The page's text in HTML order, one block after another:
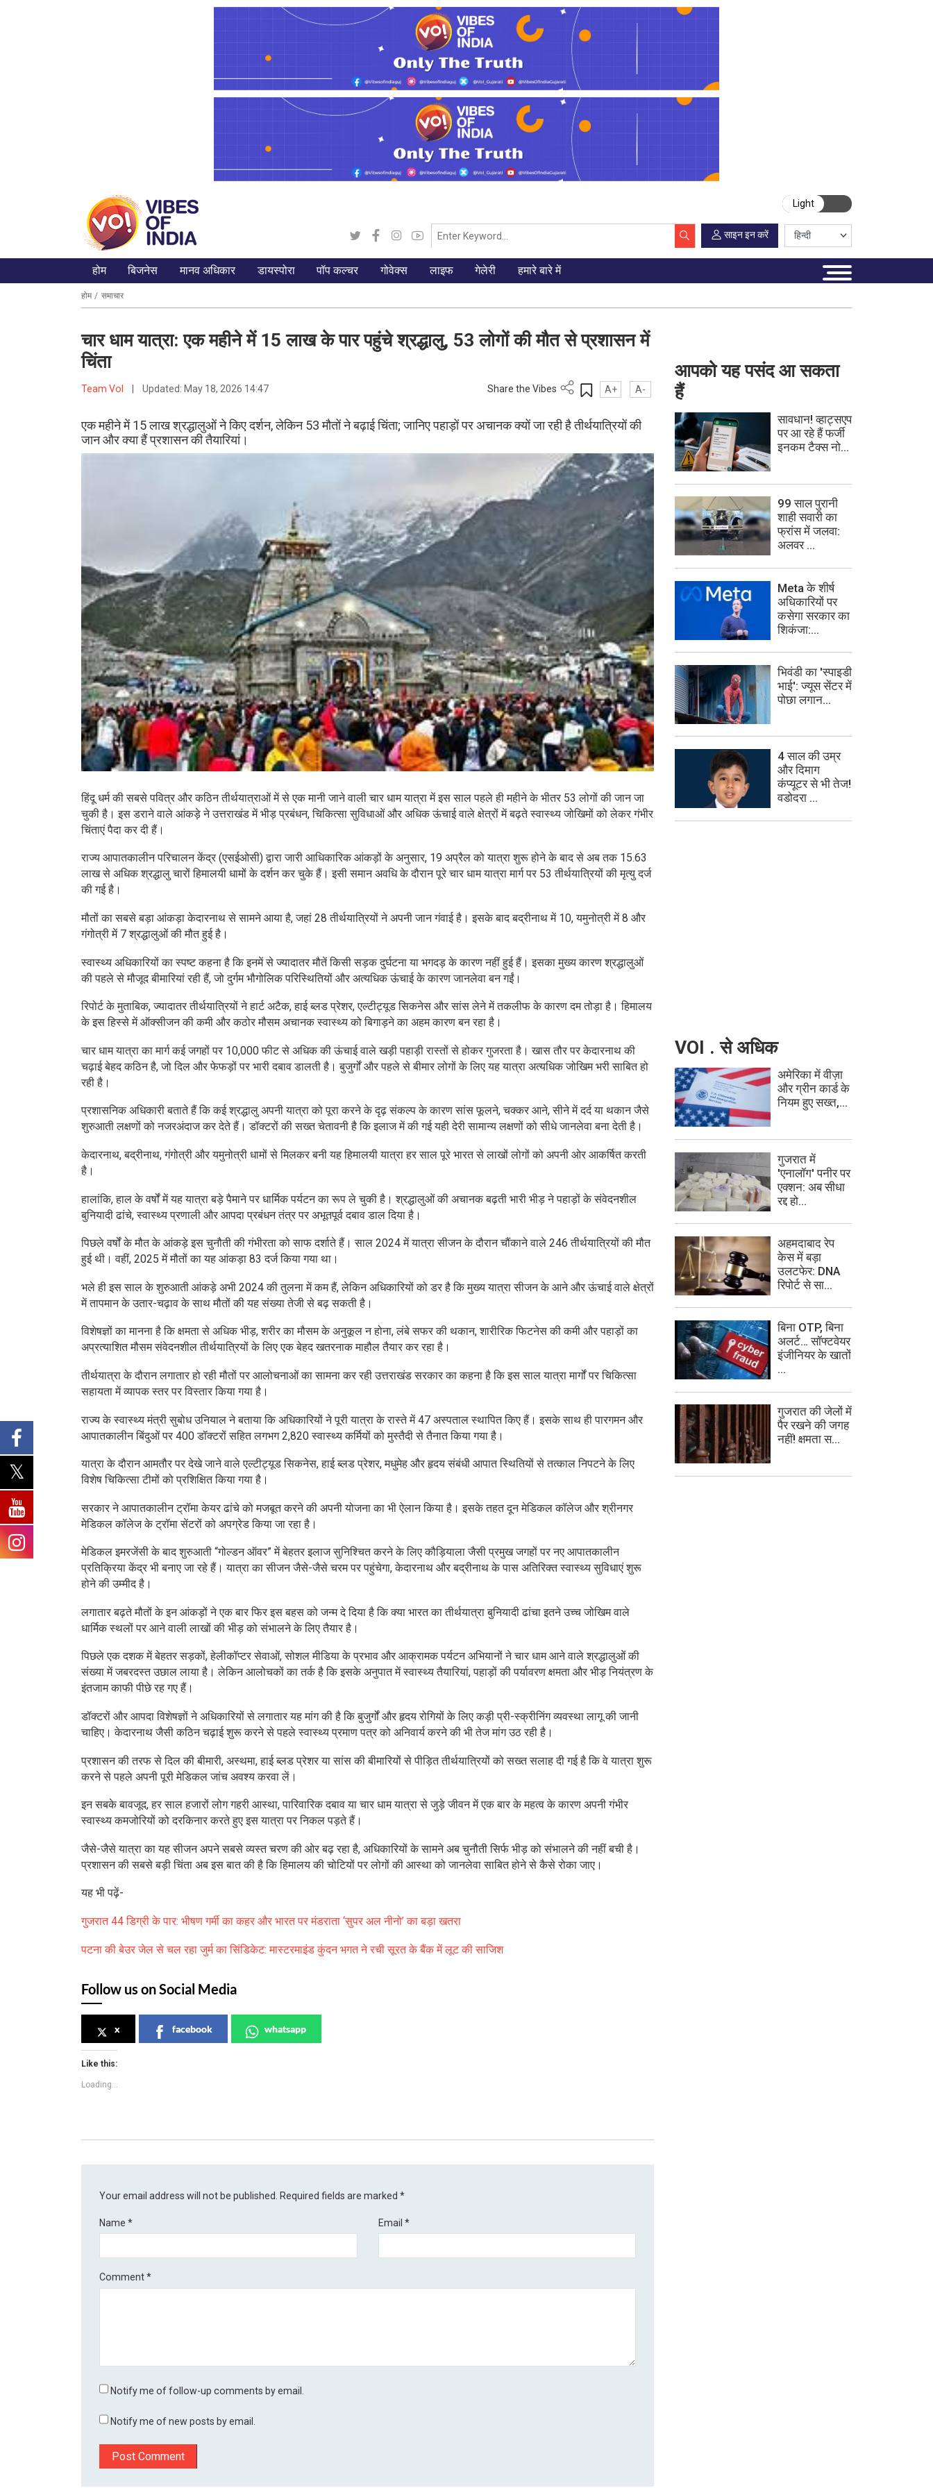
Light
साइन इन करें
होम बिजनेस मानव अधिकार डायस्पोरा पॉप कल्चर गोवेक्स लाइफ गेलेरी हमारे बारे में
होम समाचार
चार धाम यात्रा: एक महीने में 15 लाख के पार पहुंचे श्रद्धालु, 53 लोगों की मौत से प्रशासन में
चिंता
Team VoI Updated: May 18, 2026 14:47 Share the Vibes A+ A-
एक महीने में 15 लाख श्रद्धालुओं ने किए दर्शन, लेकिन 53 मौतों ने बढ़ाई चिंता; जानिए पहाड़ों पर अचानक क्यों जा रही है तीर्थयात्रियों की
जान और क्या हैं प्रशासन की तैयारियां।
हिंदू धर्म की सबसे पवित्र और कठिन तीर्थयात्राओं में से एक मानी जाने वाली चार धाम यात्रा में इस साल पहले ही महीने के भीतर 53 लोगों की जान जा
चुकी है। इस डराने वाले आंकड़े ने उत्तराखंड में भीड़ प्रबंधन, चिकित्सा सुविधाओं और अधिक ऊंचाई वाले क्षेत्रों में बढ़ते स्वास्थ्य जोखिमों को लेकर गंभीर
चिंताएं पैदा कर दी हैं।
राज्य आपातकालीन परिचालन केंद्र (एसईओसी) द्वारा जारी आधिकारिक आंकड़ों के अनुसार, 19 अप्रैल को यात्रा शुरू होने के बाद से अब तक 15.63
लाख से अधिक श्रद्धालु चारों हिमालयी धामों के दर्शन कर चुके हैं। इसी समान अवधि के दौरान पूरे चार धाम यात्रा मार्ग पर 53 तीर्थयात्रियों की मृत्यु दर्ज
की गई है।
मौतों का सबसे बड़ा आंकड़ा केदारनाथ से सामने आया है, जहां 28 तीर्थयात्रियों ने अपनी जान गंवाई है। इसके बाद बद्रीनाथ में 10, यमुनोत्री में 8 और
गंगोत्री में 7 श्रद्धालुओं की मौत हुई है।
स्वास्थ्य अधिकारियों का स्पष्ट कहना है कि इनमें से ज्यादातर मौतें किसी सड़क दुर्घटना या भगदड़ के कारण नहीं हुई हैं। इसका मुख्य कारण श्रद्धालुओं
की पहले से मौजूद बीमारियां रही हैं, जो दुर्गम भौगोलिक परिस्थितियों और अत्यधिक ऊंचाई के कारण जानलेवा बन गईं।
रिपोर्ट के मुताबिक, ज्यादातर तीर्थयात्रियों ने हार्ट अटैक, हाई ब्लड प्रेशर, एल्टीट्यूड सिकनेस और सांस लेने में तकलीफ के कारण दम तोड़ा है। हिमालय
के इस हिस्से में ऑक्सीजन की कमी और कठोर मौसम अचानक स्वास्थ्य को बिगाड़ने का अहम कारण बन रहा है।
चार धाम यात्रा का मार्ग कई जगहों पर 10,000 फीट से अधिक की ऊंचाई वाले खड़ी पहाड़ी रास्तों से होकर गुजरता है। खास तौर पर केदारनाथ की
चढ़ाई बेहद कठिन है, जो दिल और फेफड़ों पर भारी दबाव डालती है। बुजुर्गों और पहले से बीमार लोगों के लिए यह यात्रा अत्यधिक जोखिम भरी साबित हो
रही है।
प्रशासनिक अधिकारी बताते हैं कि कई श्रद्धालु अपनी यात्रा को पूरा करने के दृढ़ संकल्प के कारण सांस फूलने, चक्कर आने, सीने में दर्द या थकान जैसे
शुरुआती लक्षणों को नजरअंदाज कर देते हैं। डॉक्टरों की सख्त चेतावनी है कि इलाज में की गई यही देरी सामान्य लक्षणों को सीधे जानलेवा बना देती है।
केदारनाथ, बद्रीनाथ, गंगोत्री और यमुनोत्री धामों से मिलकर बनी यह हिमालयी यात्रा हर साल पूरे भारत से लाखों लोगों को अपनी ओर आकर्षित करती
है।
हालांकि, हाल के वर्षों में यह यात्रा बड़े पैमाने पर धार्मिक पर्यटन का रूप ले चुकी है। श्रद्धालुओं की अचानक बढ़ती भारी भीड़ ने पहाड़ों के संवेदनशील
बुनियादी ढांचे, स्वास्थ्य प्रणाली और आपदा प्रबंधन तंत्र पर अभूतपूर्व दबाव डाल दिया है।
पिछले वर्षों के मौत के आंकड़े इस चुनौती की गंभीरता को साफ दर्शाते हैं। साल 2024 में यात्रा सीजन के दौरान चौंकाने वाले 246 तीर्थयात्रियों की मौत
हुई थी। वहीं, 2025 में मौतों का यह आंकड़ा 83 दर्ज किया गया था।
भले ही इस साल के शुरुआती आंकड़े अभी 2024 की तुलना में कम हैं, लेकिन अधिकारियों को डर है कि मुख्य यात्रा सीजन के आने और ऊंचाई वाले क्षेत्रों
में तापमान के उतार-चढ़ाव के साथ मौतों की यह संख्या तेजी से बढ़ सकती है।
विशेषज्ञों का मानना है कि क्षमता से अधिक भीड़, शरीर का मौसम के अनुकूल न होना, लंबे सफर की थकान, शारीरिक फिटनेस की कमी और पहाड़ों का
अप्रत्याशित मौसम संवेदनशील तीर्थयात्रियों के लिए एक बेहद खतरनाक माहौल तैयार कर रहा है।
तीर्थयात्रा के दौरान लगातार हो रही मौतों पर आलोचनाओं का सामना कर रही उत्तराखंड सरकार का कहना है कि इस साल यात्रा मार्गों पर चिकित्सा
सहायता में व्यापक स्तर पर विस्तार किया गया है।
राज्य के स्वास्थ्य मंत्री सुबोध उनियाल ने बताया कि अधिकारियों ने पूरी यात्रा के रास्ते में 47 अस्पताल स्थापित किए हैं। इसके साथ ही पारगमन और
आपातकालीन बिंदुओं पर 400 डॉक्टरों सहित लगभग 2,820 स्वास्थ्य कर्मियों को मुस्तैदी से तैनात किया गया है।
यात्रा के दौरान आमतौर पर देखे जाने वाले एल्टीट्यूड सिकनेस, हाई ब्लड प्रेशर, मधुमेह और हृदय संबंधी आपात स्थितियों से तत्काल निपटने के लिए
विशेष चिकित्सा टीमों को प्रशिक्षित किया गया है।
सरकार ने आपातकालीन ट्रॉमा केयर ढांचे को मजबूत करने की अपनी योजना का भी ऐलान किया है। इसके तहत दून मेडिकल कॉलेज और श्रीनगर
मेडिकल कॉलेज के ट्रॉमा सेंटरों को अपग्रेड किया जा रहा है।
मेडिकल इमरजेंसी के बाद शुरुआती “गोल्डन ऑवर” में बेहतर इलाज सुनिश्चित करने के लिए कौड़ियाला जैसी प्रमुख जगहों पर नए आपातकालीन
प्रतिक्रिया केंद्र भी बनाए जा रहे हैं। यात्रा का सीजन जैसे-जैसे चरम पर पहुंचेगा, केदारनाथ और बद्रीनाथ के पास अतिरिक्त स्वास्थ्य सुविधाएं शुरू
होने की उम्मीद है।
लगातार बढ़ते मौतों के इन आंकड़ों ने एक बार फिर इस बहस को जन्म दे दिया है कि क्या भारत का तीर्थयात्रा बुनियादी ढांचा इतने उच्च जोखिम वाले
धार्मिक स्थलों पर आने वाली लाखों की भीड़ को संभालने के लिए तैयार है।
पिछले एक दशक में बेहतर सड़कों, हेलीकॉप्टर सेवाओं, सोशल मीडिया के प्रभाव और आक्रामक पर्यटन अभियानों ने चार धाम आने वाले श्रद्धालुओं की
संख्या में जबरदस्त उछाल लाया है। लेकिन आलोचकों का तर्क है कि इसके अनुपात में स्वास्थ्य तैयारियां, पहाड़ों की पर्यावरण क्षमता और भीड़ नियंत्रण के
इंतजाम काफी पीछे रह गए हैं।
डॉक्टरों और आपदा विशेषज्ञों ने अधिकारियों से लगातार यह मांग की है कि बुजुर्गों और हृदय रोगियों के लिए कड़ी प्री-स्क्रीनिंग व्यवस्था लागू की जानी
चाहिए। केदारनाथ जैसी कठिन चढ़ाई शुरू करने से पहले स्वास्थ्य प्रमाण पत्र को अनिवार्य करने की भी तेज मांग उठ रही है।
प्रशासन की तरफ से दिल की बीमारी, अस्थमा, हाई ब्लड प्रेशर या सांस की बीमारियों से पीड़ित तीर्थयात्रियों को सख्त सलाह दी गई है कि वे यात्रा शुरू
करने से पहले अपनी पूरी मेडिकल जांच अवश्य करवा लें।
इन सबके बावजूद, हर साल हजारों लोग गहरी आस्था, पारिवारिक दबाव या चार धाम यात्रा से जुड़े जीवन में एक बार के महत्व के कारण अपनी गंभीर
स्वास्थ्य कमजोरियों को दरकिनार करते हुए इस यात्रा पर निकल पड़ते हैं।
जैसे-जैसे यात्रा का यह सीजन अपने सबसे व्यस्त चरण की ओर बढ़ रहा है, अधिकारियों के सामने अब चुनौती सिर्फ भीड़ को संभालने की नहीं बची है।
प्रशासन की सबसे बड़ी चिंता अब इस बात की है कि हिमालय की चोटियों पर लोगों की आस्था को जानलेवा साबित होने से कैसे रोका जाए।
यह भी पढ़ें-
गुजरात 44 डिग्री के पार: भीषण गर्मी का कहर और भारत पर मंडराता ‘सुपर अल नीनो’ का बड़ा खतरा
पटना की बेउर जेल से चल रहा जुर्म का सिंडिकेट: मास्टरमाइंड कुंदन भगत ने रची सूरत के बैंक में लूट की साजिश
Follow us on Social Media
x facebook whatsapp
Like this:
Loading...
Your email address will not be published. Required fields are marked*
Name* Email *
Comment*
Notify me of follow-up comments by email.
Notify me of new posts by email.
आपको यह पसंद आ सकता
हैं
सावधान! व्हाट्सएप
पर आ रहे हैं फर्जी
इनकम टैक्स नो...
99 साल पुरानी
शाही सवारी का
फ्रांस में जलवा:
अलवर ...
Meta के शीर्ष
अधिकारियों पर
कसेगा सरकार का
शिकंजा:...
भिवंडी का 'स्पाइडी
भाई': ज्यूस सेंटर में
पोछा लगान...
4 साल की उम्र
और दिमाग
कंप्यूटर से भी तेज!
वडोदरा ...
VOI . से अधिक
अमेरिका में वीज़ा
और ग्रीन कार्ड के
नियम हुए सख्त,...
गुजरात में
'एनालॉग' पनीर पर
एक्शन: अब सीधा
रद्द हो...
अहमदाबाद रेप
केस में बड़ा
उलटफेर: DNA
रिपोर्ट से सा...
बिना OTP, बिना
अलर्ट… सॉफ्टवेयर
इंजीनियर के खातों
...
गुजरात की जेलों में
पैर रखने की जगह
नहीं! क्षमता स...